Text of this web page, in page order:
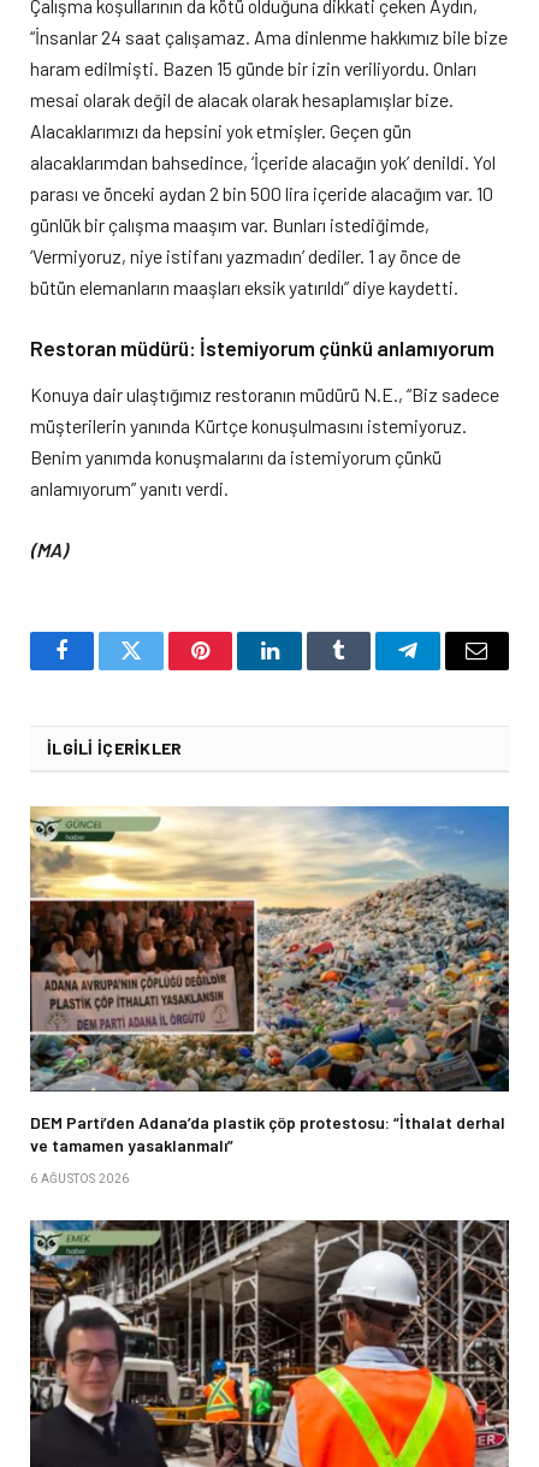
Çalışma koşullarının da kötü olduğuna dikkati çeken Aydın,
“İnsanlar 24 saat çalışamaz. Ama dinlenme hakkımız bile bize
haram edilmişti. Bazen 15 günde bir izin veriliyordu. Onları
mesai olarak değil de alacak olarak hesaplamışlar bize.
Alacaklarımızı da hepsini yok etmişler. Geçen gün
alacaklarımdan bahsedince, ‘İçeride alacağın yok’ denildi. Yol
parası ve önceki aydan 2 bin 500 lira içeride alacağım var. 10
günlük bir çalışma maaşım var. Bunları istediğimde,
‘Vermiyoruz, niye istifanı yazmadın’ dediler. 1 ay önce de
bütün elemanların maaşları eksik yatırıldı” diye kaydetti.
Restoran müdürü: İstemiyorum çünkü anlamıyorum
Konuya dair ulaştığımız restoranın müdürü N.E., “Biz sadece
müşterilerin yanında Kürtçe konuşulmasını istemiyoruz.
Benim yanımda konuşmalarını da istemiyorum çünkü
anlamıyorum” yanıtı verdi.
(MA)
FacebookTwitter PinterestLinkedInTumblr TelegramEmail
İLGILI İÇERIKLER
DEM Parti’den Adana’da plastik çöp protestosu: “İthalat derhal
ve tamamen yasaklanmalı”
6 AĞUSTOS 2026